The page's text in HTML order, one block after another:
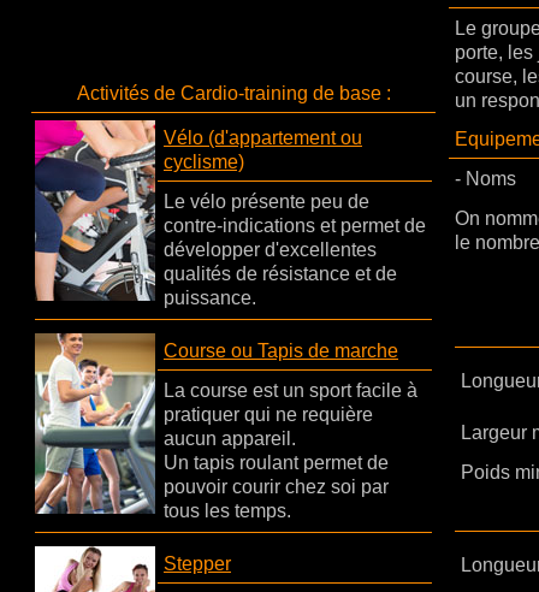
Activités de Cardio-training de base :
Vélo (d'appartement ou
cyclisme)
Le vélo présente peu de
contre-indications et permet de
développer d'excellentes
qualités de résistance et de
puissance.
Course ou Tapis de marche
La course est un sport facile à
pratiquer qui ne requière
aucun appareil.
Un tapis roulant permet de
pouvoir courir chez soi par
tous les temps.
Stepper
Le
porte,
course,
un
- Noms
On
le
Largeur
Poids